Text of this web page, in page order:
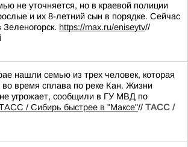
не уточняется, но в краевой полиции
и их 8-летний сын в порядке. Сейчас
Зеленогорск. https://max.ru/eniseytv//
нашли семью из трех человек, которая
во время сплава по реке Кан. Жизни
не угрожает, сообщили в ГУ МВД по
/ Сибирь быстрее в "Mаксе"// ТАСС /